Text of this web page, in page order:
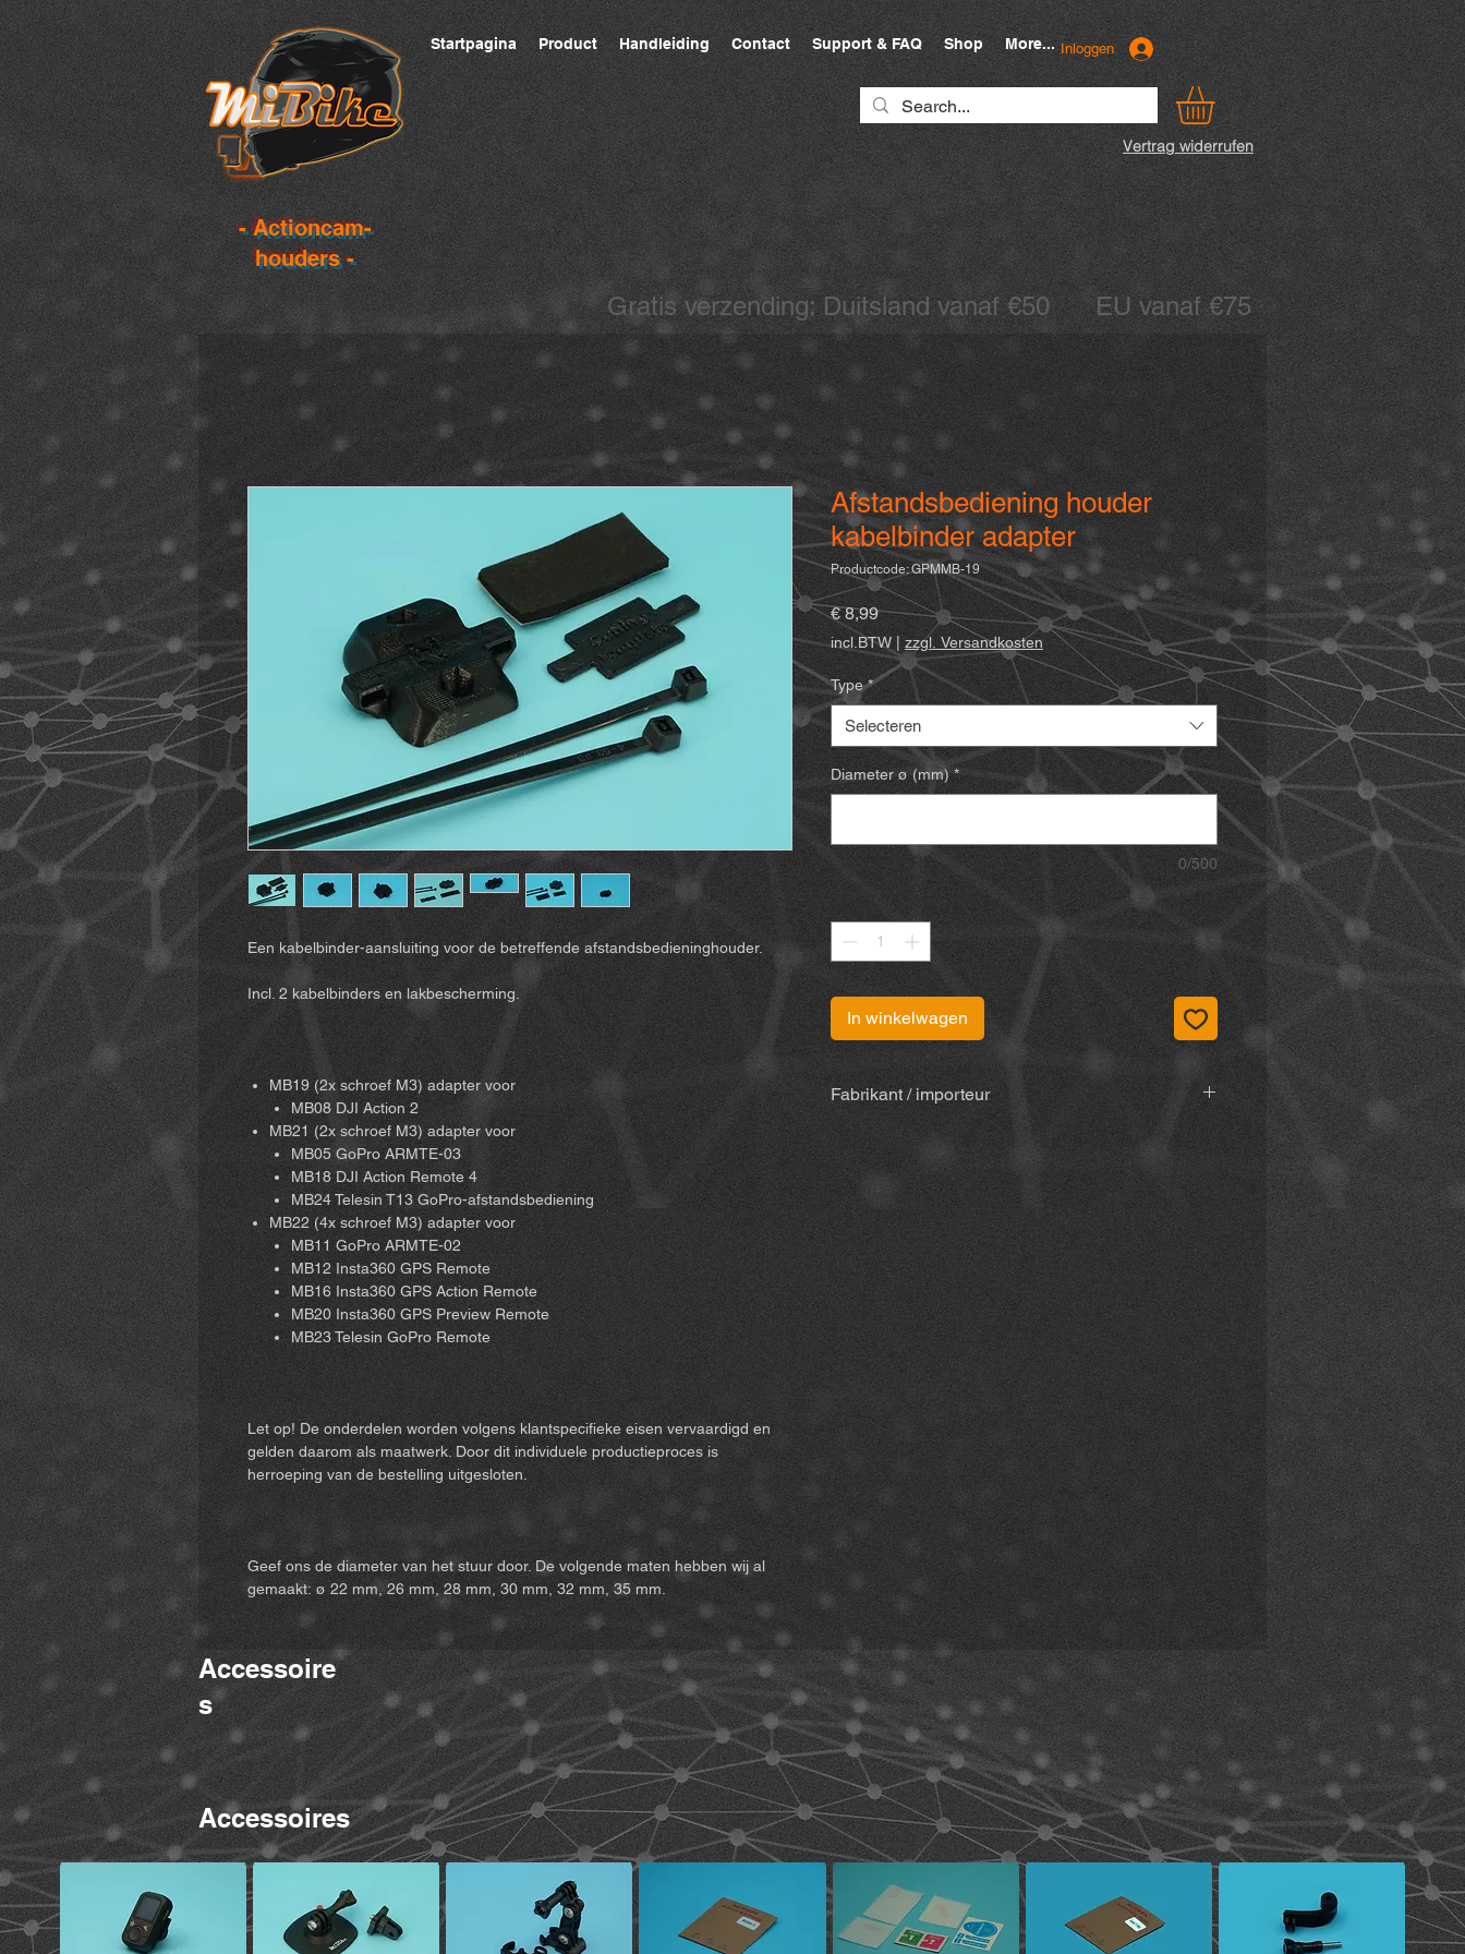
- Actioncam-
houders -
Gratis verzending: Duitsland vanaf €50 EU vanaf €75
Startpagina Product Handleiding Contact Support & FAQ Shop More... Inloggen
Vertrag widerrufen
Een kabelbinder-aansluiting voor de betreffende afstandsbedieninghouder.
Incl. 2 kabelbinders en lakbescherming.
MB19 (2x schroef M3) adapter voor
MB08 DJI Action 2
MB21 (2x schroef M3) adapter voor
MB05 GoPro ARMTE-03
MB18 DJI Action Remote 4
MB24 Telesin T13 GoPro-afstandsbediening
MB22 (4x schroef M3) adapter voor
MB11 GoPro ARMTE-02
MB12 Insta360 GPS Remote
MB16 Insta360 GPS Action Remote
MB20 Insta360 GPS Preview Remote
MB23 Telesin GoPro Remote
Let op! De onderdelen worden volgens klantspecifieke eisen vervaardigd en
gelden daarom als maatwerk. Door dit individuele productieproces is
herroeping van de bestelling uitgesloten.
Geef ons de diameter van het stuur door. De volgende maten hebben wij al
gemaakt: ø 22 mm, 26 mm, 28 mm, 30 mm, 32 mm, 35 mm.
Afstandsbediening houder
kabelbinder adapter
Productcode: GPMMB-19
€ 8,99Prijs
incl.BTW zzgl. Versandkosten
Type *
Selecteren
Diameter ø (mm) *
0/500
Aantal
In winkelwagen
Fabrikant / importeur
MiBike - Mike Becker, Vormholzer Ring 23, 58456
Witten, www.mibike.de
Accessoire
s
Accessoires